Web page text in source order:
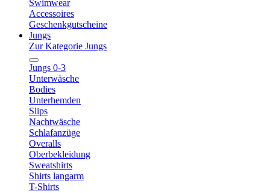
Swimwear
Accessoires
Geschenkgutscheine
Jungs
Zur Kategorie Jungs
Jungs 0-3
Unterwäsche
Bodies
Unterhemden
Slips
Nachtwäsche
Schlafanzüge
Overalls
Oberbekleidung
Sweatshirts
Shirts langarm
T-Shirts